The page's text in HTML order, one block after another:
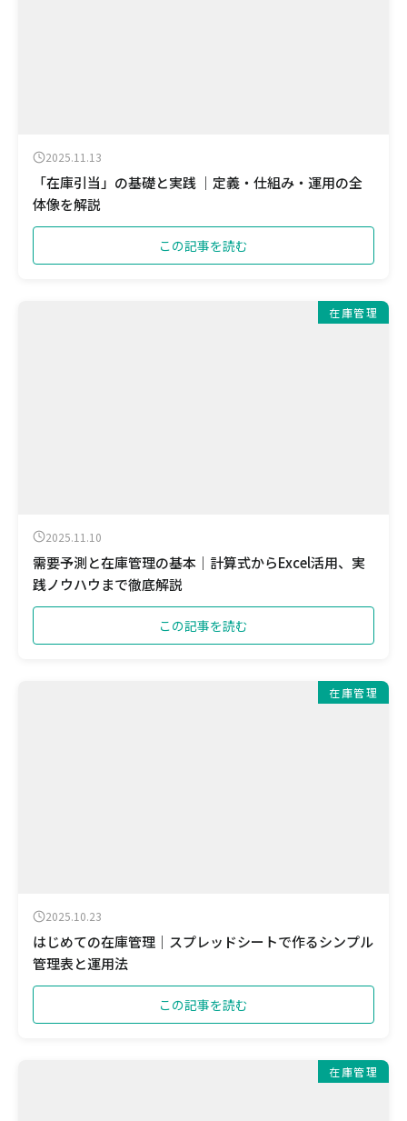
2025.11.13
「在庫引当」の基礎と実践 ｜定義・仕組み・運用の全
体像を解説
この記事を読む
在庫管理
2025.11.10
需要予測と在庫管理の基本｜計算式からExcel活用、実
践ノウハウまで徹底解説
この記事を読む
在庫管理
2025.10.23
はじめての在庫管理｜スプレッドシートで作るシンプル
管理表と運用法
この記事を読む
在庫管理